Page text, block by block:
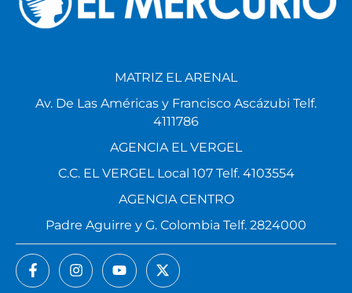
MATRIZ EL ARENAL
Av. De Las Américas y Francisco Ascázubi Telf.
4111786
AGENCIA EL VERGEL
C.C. EL VERGEL Local 107 Telf. 4103554
AGENCIA CENTRO
Padre Aguirre y G. Colombia Telf. 2824000